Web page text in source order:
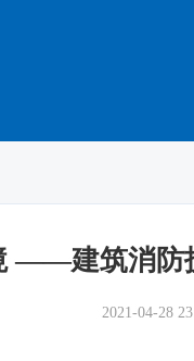
——建筑消防
2021-04-28